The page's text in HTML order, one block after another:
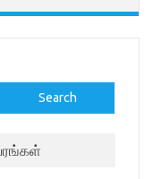
Search